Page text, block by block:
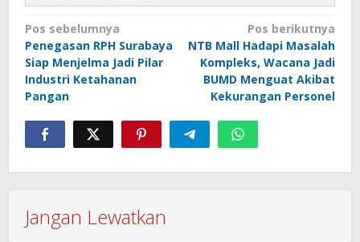
Navigasi
pos
Pos sebelumnya
Penegasan RPH Surabaya
Siap Menjelma Jadi Pilar
Industri Ketahanan
Pangan
Pos berikutnya
NTB Mall Hadapi Masalah
Kompleks, Wacana Jadi
BUMD Menguat Akibat
Kekurangan Personel
Jangan Lewatkan